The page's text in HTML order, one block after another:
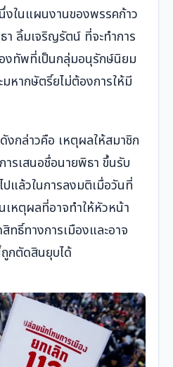
งในแผนงานของพรรคก้าว
า ลิ้มเจริญรัตน์ ที่จะทำการ
งทัพที่เป็นกลุ่มอนุรักษ์นิยม
หากษัตริ์ยไม่ต้องการให้มี
งกล่าวคือ เหตุผลให้สมาชิก
รเสนอชื่อนายพิธา ขึ้นรับ
แล้วในการลงมติเมื่อวันที่
เหตุผลที่อาจทำให้หัวหน้า
ทธิ์ทางการเมืองและอาจ
กตัดสินยุบได้